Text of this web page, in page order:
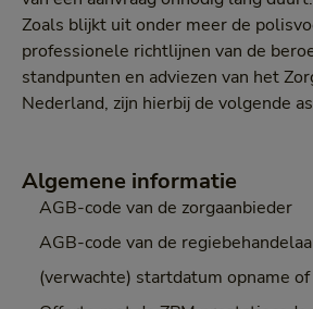
Zoals blijkt uit onder meer de
professionele richtlijnen van de
standpunten en adviezen van het
Nederland, zijn hierbij de volgende
Algemene informatie
AGB-code van de zorgaanbieder
AGB-code van de
(verwachte) startdatum opname